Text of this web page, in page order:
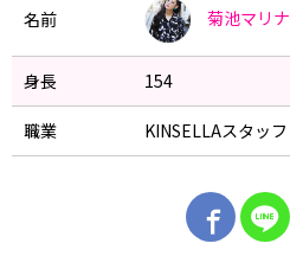
名前 菊池マリナ
身長 154
職業 KINSELLAスタッフ